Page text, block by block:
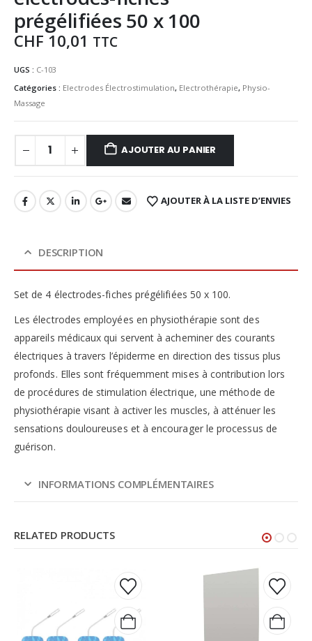
prégélifiées 50 x 100
CHF 10,01 TTC
UGS : C-103
Catégories : Electrodes Électrostimulation, Electrothérapie, Physio-
Massage
AJOUTER AU PANIER
AJOUTER À LA LISTE D’ENVIES
DESCRIPTION
Set de 4 électrodes-fiches prégélifiées 50 x 100.
Les électrodes employées en physiothérapie sont des
appareils médicaux qui servent à acheminer des courants
électriques à travers l’épiderme en direction des tissus plus
profonds. Elles sont fréquemment mises à contribution lors
de procédures de stimulation électrique, une méthode de
physiothérapie visant à activer les muscles, à atténuer les
sensations douloureuses et à encourager le processus de
guérison.
INFORMATIONS COMPLÉMENTAIRES
RELATED PRODUCTS